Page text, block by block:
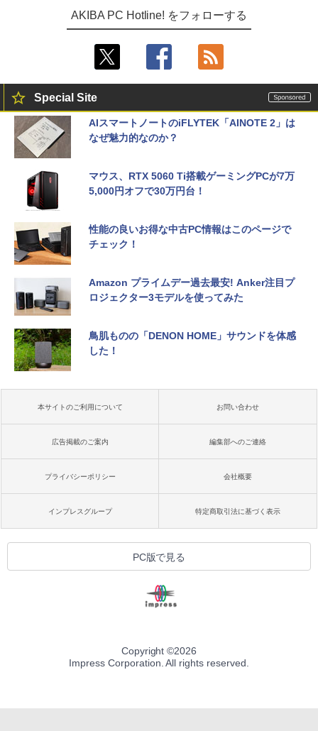
AKIBA PC Hotline! をフォローする
Special Site
AIスマートノートのiFLYTEK「AINOTE 2」は
なぜ魅力的なのか？
マウス、RTX 5060 Ti搭載ゲーミングPCが7万
5,000円オフで30万円台！
性能の良いお得な中古PC情報はこのページで
チェック！
Amazon プライムデー過去最安! Anker注目プ
ロジェクター3モデルを使ってみた
鳥肌ものの「DENON HOME」サウンドを体感
した！
本サイトのご利用について お問い合わせ
広告掲載のご案内 編集部へのご連絡
プライバシーポリシー 会社概要
インプレスグループ 特定商取引法に基づく表示
PC版で見る
Copyright ©2026
Impress Corporation. All rights reserved.